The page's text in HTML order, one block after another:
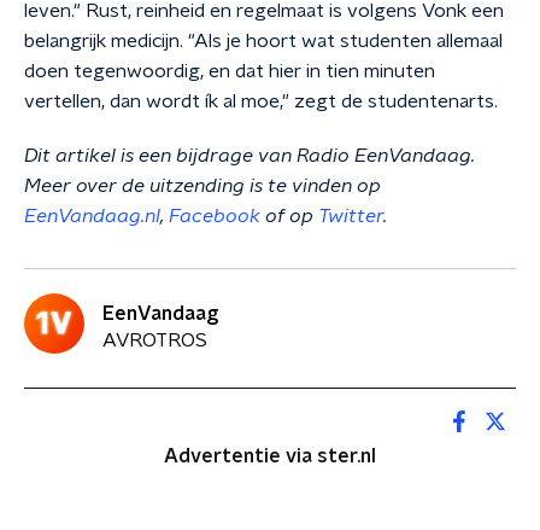
leven." Rust, reinheid en regelmaat is volgens Vonk een
belangrijk medicijn. "Als je hoort wat studenten allemaal
doen tegenwoordig, en dat hier in tien minuten
vertellen, dan wordt ík al moe," zegt de studentenarts.
Dit artikel is een bijdrage van Radio EenVandaag.
Meer over de uitzending is te vinden op
EenVandaag.nl, Facebook of op Twitter.
EenVandaag
AVROTROS
Advertentie via ster.nl